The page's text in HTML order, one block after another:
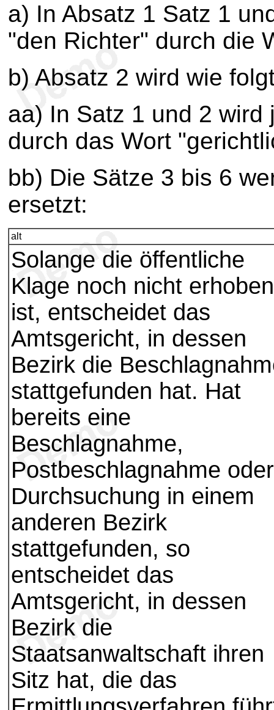
a) In Absatz 1 Satz 1
"den Richter" durch die
b) Absatz 2 wird wie
aa) In Satz 1 und 2
durch das Wort
bb) Die Sätze 3 bis 6
ersetzt:
alt
Solange die öffentliche
Klage noch nicht erhoben
ist, entscheidet das
Amtsgericht, in dessen
Bezirk die
stattgefunden hat. Hat
bereits eine
Beschlagnahme,
Postbeschlagnahme oder
Durchsuchung in einem
anderen Bezirk
stattgefunden, so
entscheidet das
Amtsgericht, in dessen
Bezirk die
Staatsanwaltschaft ihren
Sitz hat, die das